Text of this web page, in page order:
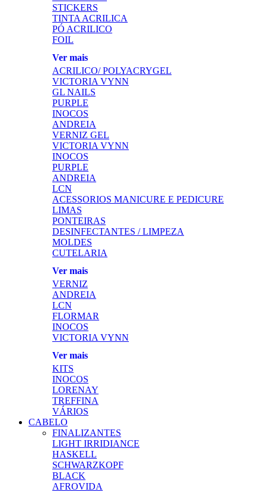
STICKERS
TINTA ACRILICA
PÓ ACRILICO
FOIL
Ver mais
ACRILICO/ POLYACRYGEL
VICTORIA VYNN
GL NAILS
PURPLE
INOCOS
ANDREIA
VERNIZ GEL
VICTORIA VYNN
INOCOS
PURPLE
ANDREIA
LCN
ACESSORIOS MANICURE E PEDICURE
LIMAS
PONTEIRAS
DESINFECTANTES / LIMPEZA
MOLDES
CUTELARIA
Ver mais
VERNIZ
ANDREIA
LCN
FLORMAR
INOCOS
VICTORIA VYNN
Ver mais
KITS
INOCOS
LORENAY
TREFFINA
VÁRIOS
CABELO
FINALIZANTES
LIGHT IRRIDIANCE
HASKELL
SCHWARZKOPF
BLACK
AFROVIDA